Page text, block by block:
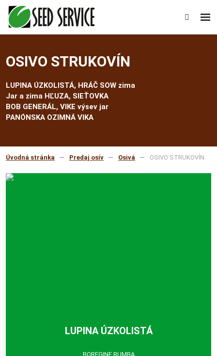
OSIVO STRUKOVÍN
LUPINA ÚZKOLISTÁ, HRÁČ SOW zima
Jar a zima HĽUZA, SIEŤOVKA
BOB GENERÁL, VIKE výsev jar
PANÓNSKA OZIMNÁ VIKA
Úvodná stránka Predaj osív Osivá OSIVO STRUKOVÍN
LUPINA ÚZKOLISTÁ
BOREGINE RUMBA